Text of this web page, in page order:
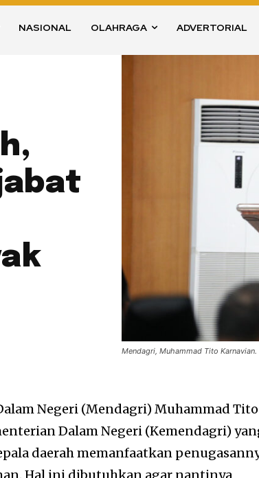
NASIONAL OLAHRAGA ADVERTORIAL
Mendagri, Muhammad Tito
Negeri (Mendagri) Muhammad Tito
Dalam Negeri (Kemendagri)
daerah memanfaatkan
Hal ini dibutuhkan agar nantinya